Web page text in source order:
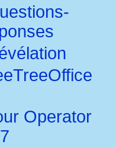
Operator